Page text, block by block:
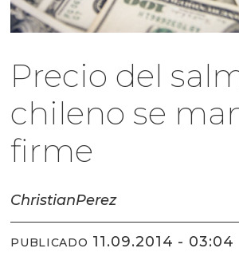
Precio del
chileno se
firme
ChristianPerez
PUBLICADO 11.09.2014 - 03:04